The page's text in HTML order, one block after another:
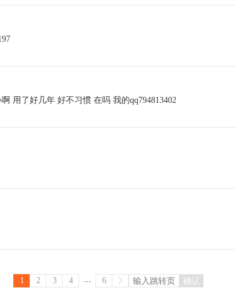
用了好几年 好不习惯 在吗 我的qq794813402
1 2 3 4 ... 6 确认